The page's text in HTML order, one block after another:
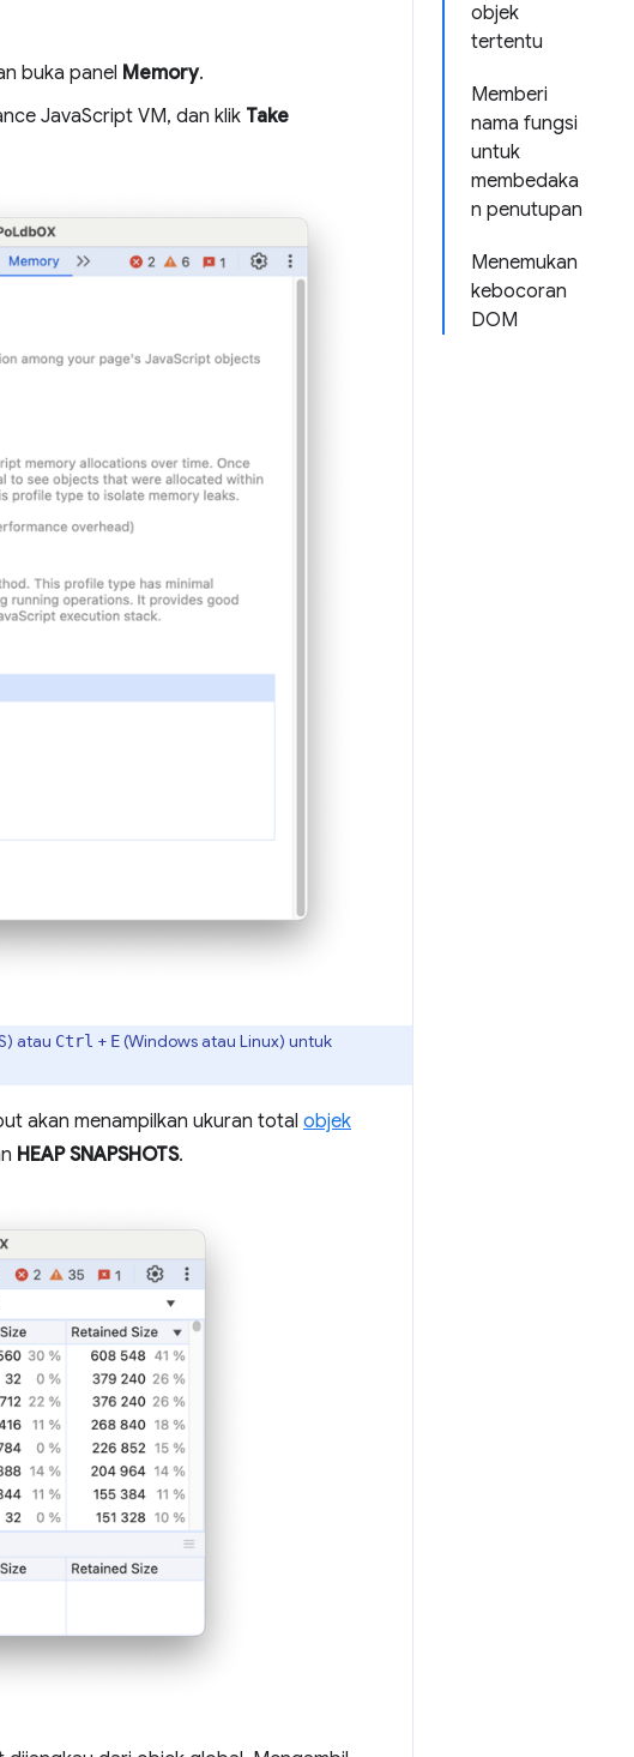
objek
tertentu
Memberi
nama fungsi
untuk
membedaka
n penutupan
Menemukan
kebocoran
DOM
buka panel Memory.
JavaScript VM, dan klik Take
atau Ctrl + E(Windows atau Linux) untuk
akan menampilkan ukuran total objek
HEAP SNAPSHOTS.